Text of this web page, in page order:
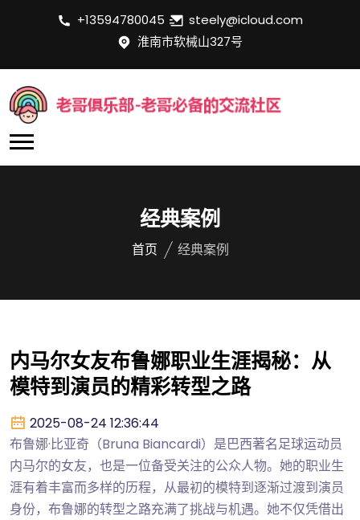
+13594780045
steely@icloud.com
淮南市软械山327号
经典案例
首页 经典案例
内马尔女友布鲁娜职业生涯揭秘：从
模特到演员的精彩转型之路
2025-08-24 12:36:44
布鲁娜·比亚奇（Bruna Biancardi）是巴西著名足球运动员
内马尔的女友，也是一位备受关注的公众人物。她的职业生
涯有着丰富而多样的历程，从最初的模特到逐渐过渡到演员
身份，布鲁娜的转型之路充满了挑战与机遇。她不仅凭借出